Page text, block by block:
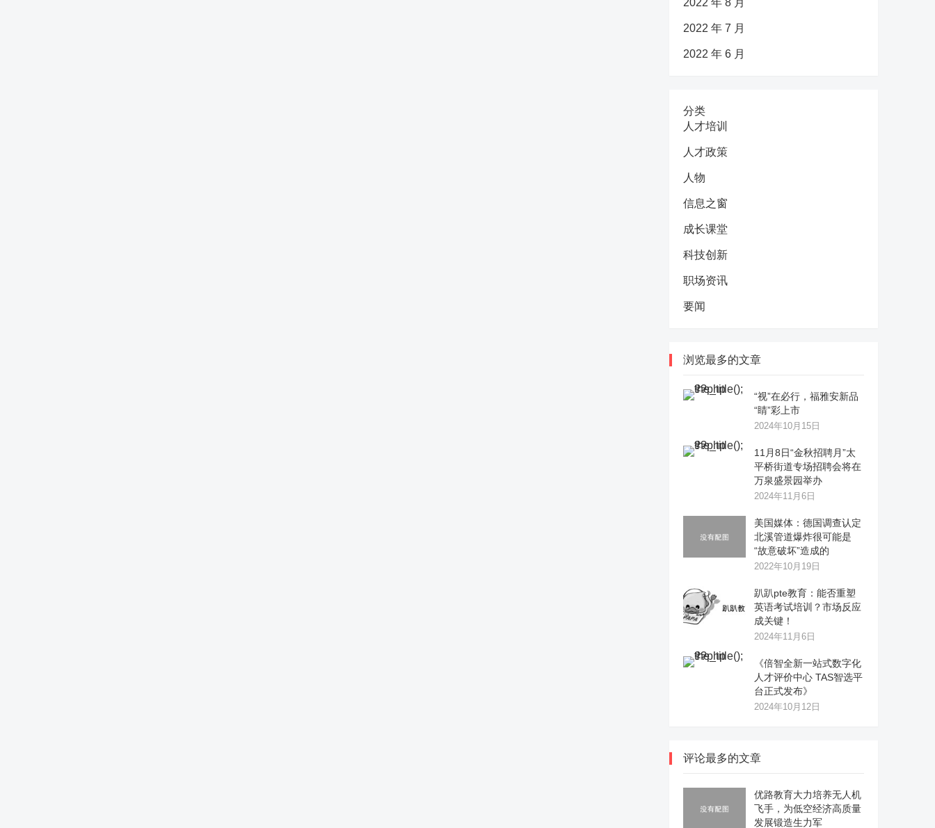
2022 年 8 月
2022 年 7 月
2022 年 6 月
分类
人才培训
人才政策
人物
信息之窗
成长课堂
科技创新
职场资讯
要闻
浏览最多的文章
“视”在必行，福雅安新品
“睛”彩上市
2024年10月15日
11月8日“金秋招聘月”太
平桥街道专场招聘会将在
万泉盛景园举办
2024年11月6日
美国媒体：德国调查认定
北溪管道爆炸很可能是
“故意破坏”造成的
2022年10月19日
趴趴pte教育：能否重塑
英语考试培训？市场反应
成关键！
2024年11月6日
《倍智全新一站式数字化
人才评价中心 TAS智选平
台正式发布》
2024年10月12日
评论最多的文章
优路教育大力培养无人机
飞手，为低空经济高质量
发展锻造生力军